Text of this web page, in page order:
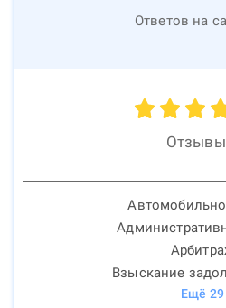
Ответов на
Отзывы
Взыскание
Ещё 29